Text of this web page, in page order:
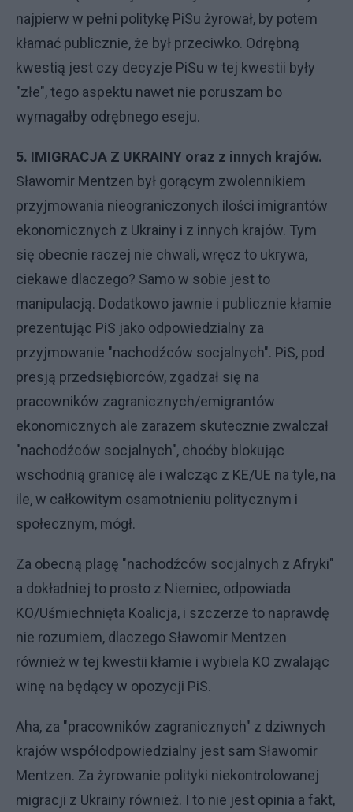
najpierw w pełni politykę PiSu żyrował, by potem
kłamać publicznie, że był przeciwko. Odrębną
kwestią jest czy decyzje PiSu w tej kwestii były
"złe", tego aspektu nawet nie poruszam bo
wymagałby odrębnego eseju.
5. IMIGRACJA Z UKRAINY oraz z innych krajów.
Sławomir Mentzen był gorącym zwolennikiem
przyjmowania nieograniczonych ilości imigrantów
ekonomicznych z Ukrainy i z innych krajów. Tym
się obecnie raczej nie chwali, wręcz to ukrywa,
ciekawe dlaczego? Samo w sobie jest to
manipulacją. Dodatkowo jawnie i publicznie kłamie
prezentując PiS jako odpowiedzialny za
przyjmowanie "nachodźców socjalnych". PiS, pod
presją przedsiębiorców, zgadzał się na
pracowników zagranicznych/emigrantów
ekonomicznych ale zarazem skutecznie zwalczał
"nachodźców socjalnych", choćby blokując
wschodnią granicę ale i walcząc z KE/UE na tyle, na
ile, w całkowitym osamotnieniu politycznym i
społecznym, mógł.
Za obecną plagę "nachodźców socjalnych z Afryki"
a dokładniej to prosto z Niemiec, odpowiada
KO/Uśmiechnięta Koalicja, i szczerze to naprawdę
nie rozumiem, dlaczego Sławomir Mentzen
również w tej kwestii kłamie i wybiela KO zwalając
winę na będący w opozycji PiS.
Aha, za "pracowników zagranicznych" z dziwnych
krajów współodpowiedzialny jest sam Sławomir
Mentzen. Za żyrowanie polityki niekontrolowanej
migracji z Ukrainy również. I to nie jest opinia a fakt,